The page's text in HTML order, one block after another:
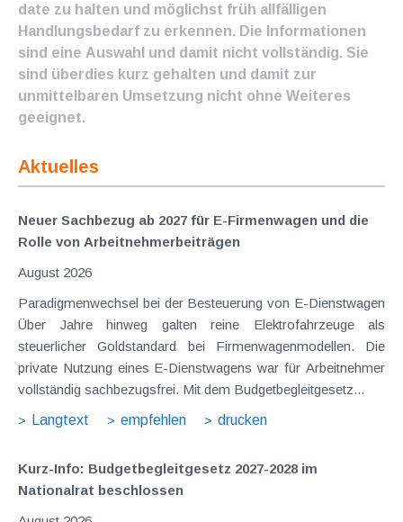
date zu halten und möglichst früh allfälligen
Handlungsbedarf zu erkennen. Die Informationen
sind eine Auswahl und damit nicht vollständig. Sie
sind überdies kurz gehalten und damit zur
unmittelbaren Umsetzung nicht ohne Weiteres
geeignet.
Aktuelles
Neuer Sachbezug ab 2027 für E-Firmenwagen und die
Rolle von Arbeitnehmer​­beiträgen
August 2026
Paradigmenwechsel bei der Besteuerung von E-Dienstwagen
Über Jahre hinweg galten reine Elektrofahrzeuge als
steuerlicher Goldstandard bei Firmenwagenmodellen. Die
private Nutzung eines E-Dienstwagens war für Arbeitnehmer
vollständig sachbezugsfrei. Mit dem Budgetbegleitgesetz...
Langtext
empfehlen drucken
Kurz-Info: Budgetbegleitgesetz 2027-2028 im
Nationalrat beschlossen